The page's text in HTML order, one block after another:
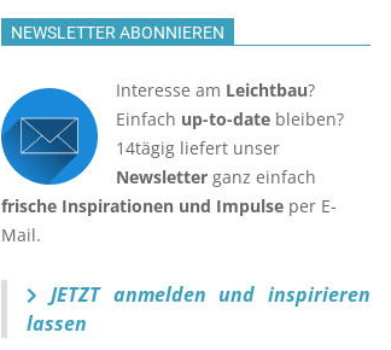
NEWSLETTER ABONNIEREN
Interesse am Leichtbau?
Einfach up-to-date bleiben?
14tägig liefert unser
Newsletter ganz einfach
frische Inspirationen und Impulse per E-
Mail.
JETZT anmelden und inspirieren
lassen